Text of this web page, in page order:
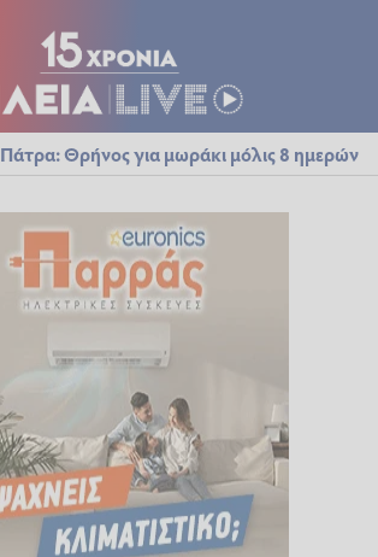
Πάτρα: Θρήνος για μωράκι μόλις 8 ημερών